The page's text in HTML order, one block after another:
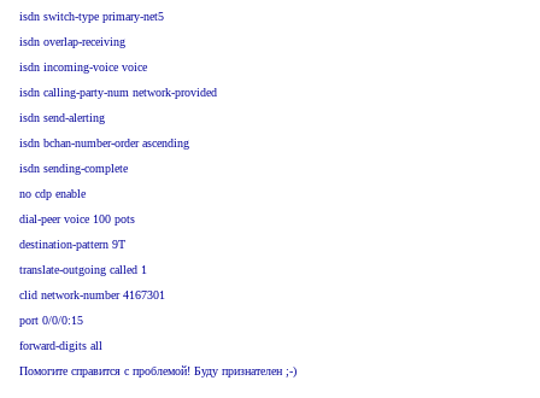
isdn switch-type primary-net5
isdn overlap-receiving
isdn incoming-voice voice
isdn calling-party-num network-provided
isdn send-alerting
isdn bchan-number-order ascending
isdn sending-complete
no cdp enable
dial-peer voice 100 pots
destination-pattern 9T
translate-outgoing called 1
clid network-number 4167301
port 0/0/0:15
forward-digits all
Помогите справится с проблемой! Буду признателен ;-)